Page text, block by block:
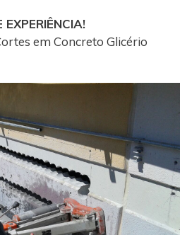
em Concreto Glicério